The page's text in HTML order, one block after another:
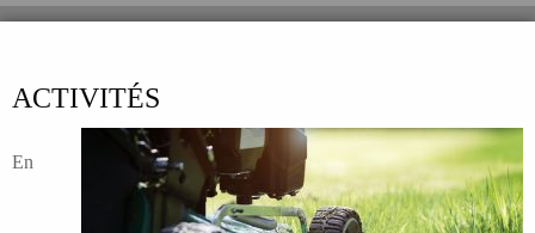
ACTIVITÉS
En